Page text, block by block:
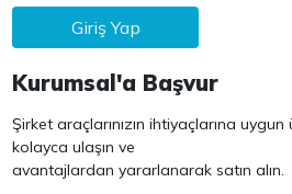
Giriş Yap
Kurumsal'a Başvur
Şirket araçlarınızın ihtiyaçlarına
kolayca ulaşın ve
avantajlardan yararlanarak satın alın.